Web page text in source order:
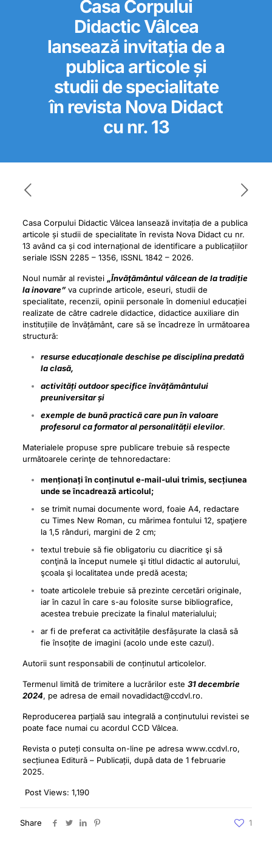
Casa Corpului
Didactic Vâlcea
lansează invitația de a
publica articole și
studii de specialitate
în revista Nova Didact
cu nr. 13
Casa Corpului Didactic Vâlcea lansează invitația de a publica
articole și studii de specialitate în revista Nova Didact cu nr.
13 având ca și cod internațional de identificare a publicațiilor
seriale ISSN 2285 – 1356, ISSNL 1842 – 2026.
Noul număr al revistei „Învățământul vâlcean de la tradiție
la inovare”va cuprinde articole, eseuri, studii de
specialitate, recenzii, opinii personale în domeniul educației
realizate de către cadrele didactice, didactice auxiliare din
instituțiile de învățământ, care să se încadreze în următoarea
structură:
resurse educaționale deschise pe disciplina predată
la clasă,
activități outdoor specifice învățământului
preuniversitar și
exemple de bună practică care pun în valoare
profesorul ca formator al personalității elevilor.
Materialele propuse spre publicare trebuie să respecte
următoarele cerinţe de tehnoredactare:
menționați în conținutul e-mail-ului trimis, secțiunea
unde se încadrează articolul;
se trimit numai documente word, foaie A4, redactare
cu Times New Roman, cu mărimea fontului 12, spaţiere
la 1,5 rânduri, margini de 2 cm;
textul trebuie să fie obligatoriu cu diacritice şi să
conţină la început numele şi titlul didactic al autorului,
şcoala şi localitatea unde predă acesta;
toate articolele trebuie să prezinte cercetări originale,
iar în cazul în care s-au folosite surse bibliografice,
acestea trebuie precizate la finalul materialului;
ar fi de preferat ca activitățile desfășurate la clasă să
fie însoțite de imagini (acolo unde este cazul).
Autorii sunt responsabili de conținutul articolelor.
Termenul limită de trimitere a lucrărilor este 31 decembrie
2024, pe adresa de email novadidact@ccdvl.ro.
Reproducerea parțială sau integrală a conținutului revistei se
poate face numai cu acordul CCD Vâlcea.
Revista o puteți consulta on-line pe adresa www.ccdvl.ro,
secțiunea Editură – Publicații, după data de 1 februarie
2025.
Post Views: 1,190
Share 1